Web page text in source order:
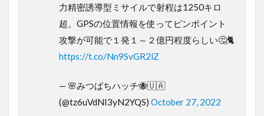
力精密誘導型ミサイルで射程は1250キロ
超。GPSの位置情報を使ってピンポイント
攻撃が可能で１発１～２億円程度らしい🤔🐈
https://t.co/Nn9SvGR2lZ
— 🌸みつばちハッチ🐝🇺🇦
(@tz6uVdNI3yN2YQS) October 27, 2022